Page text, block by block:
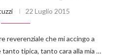
22 Luglio 2015
reverenziale che mi accingo a
tanto tipica, tanto cara alla mia …